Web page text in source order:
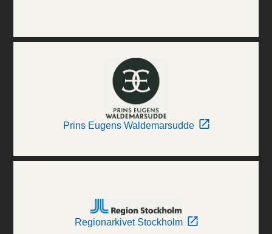
Prins Eugens Waldemarsudde
Regionarkivet Stockholm